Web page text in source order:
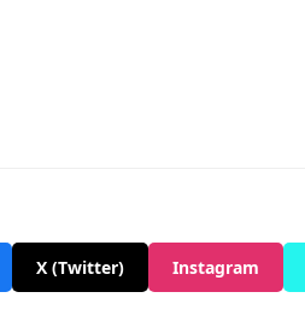
X (Twitter) Instagram